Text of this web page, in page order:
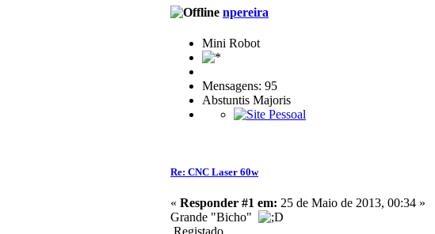
npereira
Mini Robot
Mensagens: 95
Abstuntis Majoris
Re: CNC Laser 60w
« Responder #1 em: 25 de Maio de 2013, 00:34 »
Grande "Bicho"